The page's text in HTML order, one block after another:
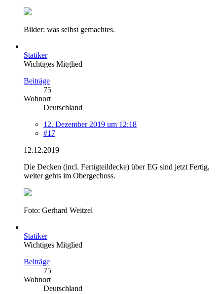
Bilder: was selbst gemachtes.
Statiker
Wichtiges Mitglied
Beiträge
75
Wohnort
Deutschland
12. Dezember 2019 um 12:18
#17
12.12.2019
Die Decken (incl. Fertigteildecke) über EG sind jetzt Fertig,
weiter gehts im Obergechoss.
Foto: Gerhard Weitzel
Statiker
Wichtiges Mitglied
Beiträge
75
Wohnort
Deutschland